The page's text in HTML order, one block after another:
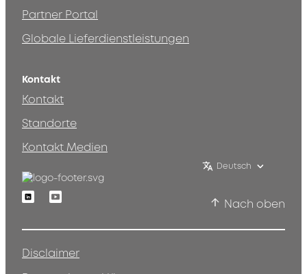
Partner Portal
Globale Lieferdienstleistungen
Kontakt
Kontakt
Standorte
Kontakt Medien
Deutsch
LinkedinYoutube
Nach oben
Disclaimer